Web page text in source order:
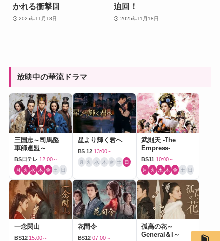
かれる衝撃回
2025年11月18日
迫回！
2025年11月18日
放映中の華流ドラマ
三国志～司馬懿
軍師連盟～
BS日テレ 12:00～
月 火 水 木 金 土 日
星より輝く君へ
BS 12 13:00～
月 火 水 木 金 土 日
武則天 -The
Empress-
BS11 10:00～
月 火 水 木 金 土 日
一念関山
BS12 15:00～
花間令
BS12 07:00～
孤高の花～
General＆I～